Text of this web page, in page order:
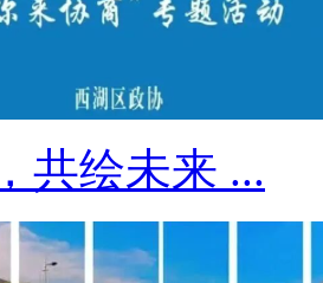
共绘未来 ...